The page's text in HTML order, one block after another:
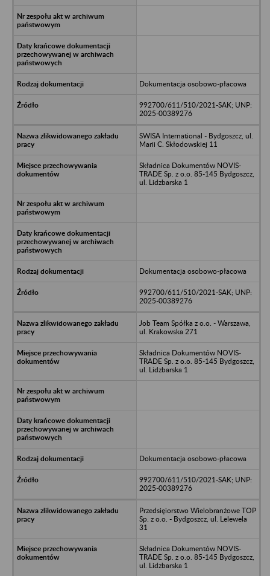
Dokumentacja osobowo-płacowa
992700/611/510/2021-SAK; UNP:
2025-00389276
SWISA International - Bydgoszcz, ul.
Marii C. Skłodowskiej 11
Składnica Dokumentów NOVIS-
TRADE Sp. z o.o. 85-145 Bydgoszcz,
ul. Lidzbarska 1
Dokumentacja osobowo-płacowa
992700/611/510/2021-SAK; UNP:
2025-00389276
Job Team Spółka z o.o. - Warszawa,
ul. Krakowska 271
Składnica Dokumentów NOVIS-
TRADE Sp. z o.o. 85-145 Bydgoszcz,
ul. Lidzbarska 1
Dokumentacja osobowo-płacowa
992700/611/510/2021-SAK; UNP:
2025-00389276
Przedsięiorstwo Wielobranżowe TOP
Sp. z o.o. - Bydgoszcz, ul. Lelewela
31
Składnica Dokumentów NOVIS-
TRADE Sp. z o.o. 85-145 Bydgoszcz,
ul. Lidzbarska 1